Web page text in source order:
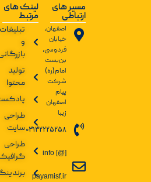
مسیر های
ارتباطی
اصفهان،
خیابان
فردوسی،
بن‌بست
امام(ره)
شرکت
پیام
اصفهان
زیبا
03132225258
info [@]
payamisf.ir
لینک های
مرتبط
تبلیغات
و
تولید
محتوا
طراحی
سایت
طراحی